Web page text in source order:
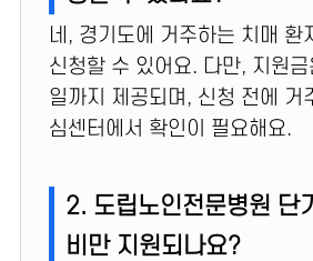
네, 경기도에 거주하는 치매 환
신청할 수 있어요. 다만, 지원
일까지 제공되며, 신청 전에 거
심센터에서 확인이 필요해요.
2. 도립노인전문병원 단
비만 지원되나요?